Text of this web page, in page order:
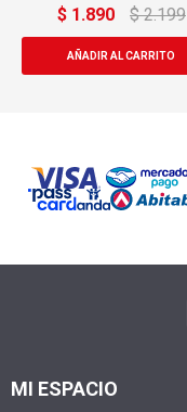
$ 1.999 $ 3.999
MI ESPACIO